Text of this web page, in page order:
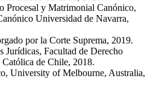
Procesal y Matrimonial Canónico,
Universidad de Navarra,
por la Corte Suprema, 2019.
Jurídicas, Facultad de Derecho
de Chile, 2018.
University of Melbourne, Australia,